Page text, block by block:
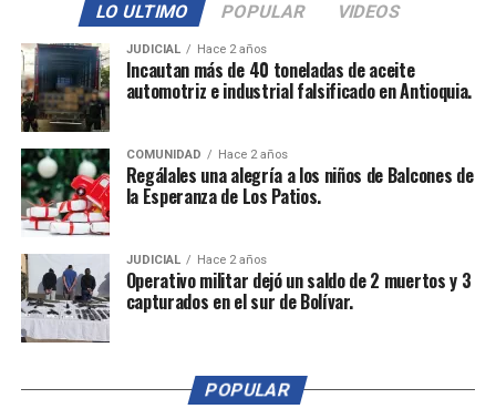
ha generado una gran cantidad de reacciones en las
redes sociales y ha recibido apoyo de figuras públicas,
incluyendo una llamada de ánimo del futbolista Radamel
Falcao García.
LO ULTIMO POPULAR VIDEOS
JUDICIAL Hace 2 años
Incautan más de 40 toneladas de aceite
automotriz e industrial falsificado en Antioquia.
COMUNIDAD Hace 2 años
Regálales una alegría a los niños de Balcones de
la Esperanza de Los Patios.
JUDICIAL Hace 2 años
Operativo militar dejó un saldo de 2 muertos y 3
capturados en el sur de Bolívar.
POPULAR